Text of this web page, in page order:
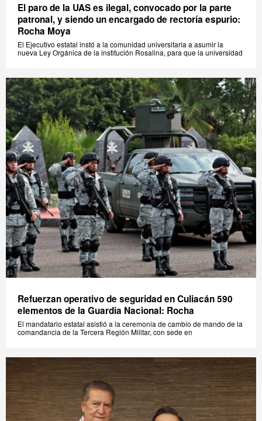
El paro de la UAS es ilegal, convocado por la parte
patronal, y siendo un encargado de rectoría espurio:
Rocha Moya
El Ejecutivo estatal instó a la comunidad universitaria a asumir la
nueva Ley Orgánica de la institución Rosalina, para que la universidad
Refuerzan operativo de seguridad en Culiacán 590
elementos de la Guardia Nacional: Rocha
El mandatario estatal asistió a la ceremonia de cambio de mando de la
comandancia de la Tercera Región Militar, con sede en